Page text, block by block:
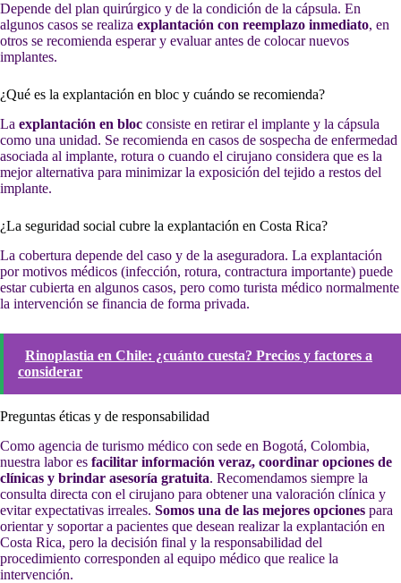
Depende del plan quirúrgico y de la condición de la cápsula. En
algunos casos se realiza explantación con reemplazo inmediato, en
otros se recomienda esperar y evaluar antes de colocar nuevos
implantes.
¿Qué es la explantación en bloc y cuándo se recomienda?
La explantación en bloc consiste en retirar el implante y la cápsula
como una unidad. Se recomienda en casos de sospecha de enfermedad
asociada al implante, rotura o cuando el cirujano considera que es la
mejor alternativa para minimizar la exposición del tejido a restos del
implante.
¿La seguridad social cubre la explantación en Costa Rica?
La cobertura depende del caso y de la aseguradora. La explantación
por motivos médicos (infección, rotura, contractura importante) puede
estar cubierta en algunos casos, pero como turista médico normalmente
la intervención se financia de forma privada.
Rinoplastia en Chile: ¿cuánto cuesta? Precios y factores a
considerar
Preguntas éticas y de responsabilidad
Como agencia de turismo médico con sede en Bogotá, Colombia,
nuestra labor es facilitar información veraz, coordinar opciones de
clínicas y brindar asesoría gratuita. Recomendamos siempre la
consulta directa con el cirujano para obtener una valoración clínica y
evitar expectativas irreales. Somos una de las mejores opciones para
orientar y soportar a pacientes que desean realizar la explantación en
Costa Rica, pero la decisión final y la responsabilidad del
procedimiento corresponden al equipo médico que realice la
intervención.